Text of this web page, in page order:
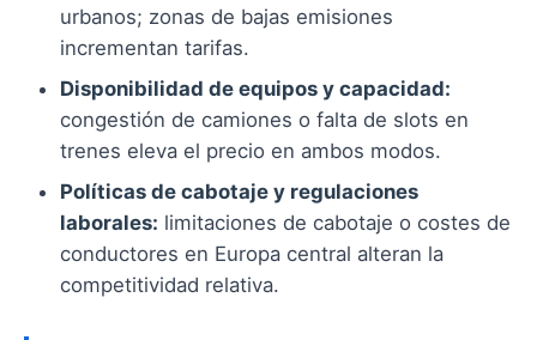
urbanos; zonas de bajas emisiones
incrementan tarifas.
Disponibilidad de equipos y capacidad:
congestión de camiones o falta de slots en
trenes eleva el precio en ambos modos.
Políticas de cabotaje y regulaciones
laborales: limitaciones de cabotaje o costes de
conductores en Europa central alteran la
competitividad relativa.